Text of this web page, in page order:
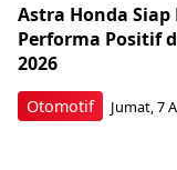
Otomotif
Astra Honda
Performa Positif
2026
Jumat, 7